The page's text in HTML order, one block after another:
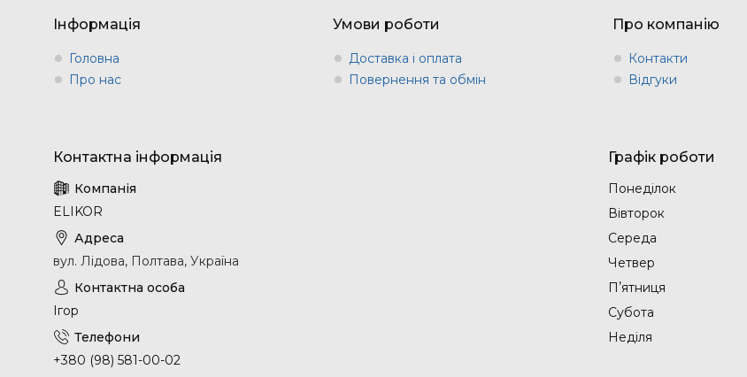
Інформація
Головна
Про нас
Умови роботи
Доставка і оплата
Повернення та обмін
Про компанію
Контакти
Відгуки
ELIKOR
вул. Лідова, Полтава, Україна
Ігор
+380 (98) 581-00-02
Графік роботи
Понеділок
Вівторок
Середа
Четвер
Пʼятниця
Субота
Неділя